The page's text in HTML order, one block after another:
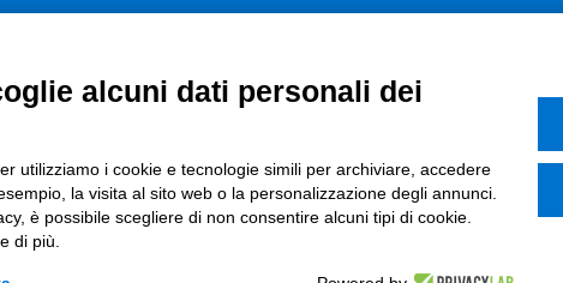
Digitale
alcuni dati personali dei
utilizziamo i cookie e tecnologie simili per archiviare, accedere
la visita al sito web o la personalizzazione degli annunci.
è possibile scegliere di non consentire alcuni tipi di cookie.
di più.